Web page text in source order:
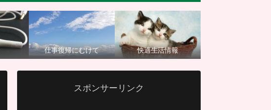
仕事復帰にむけて 快適生活情報
スポンサーリンク